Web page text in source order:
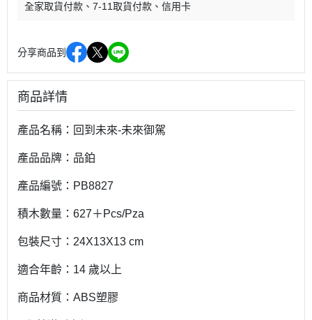
全家取貨付款
7-11取貨付款 信用卡
分享商品到
商品詳情
產品名稱：回到未來-未來御駕
產品品牌：品鉑
產品編號：PB8827
積木數量：627＋Pcs/Pza
包裝尺寸：24X13X13 cm
適合年齡：14 歲以上
商品材質：ABS塑膠